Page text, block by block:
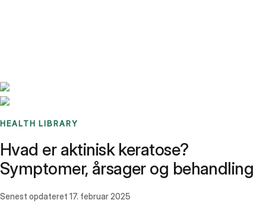
HEALTH LIBRARY
Hvad er aktinisk keratose?
Symptomer, årsager og behandling
Senest opdateret 17. februar 2025